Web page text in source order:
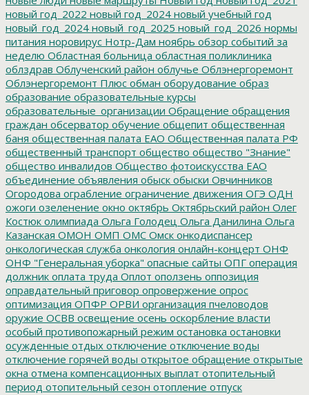
новый год_2022 новый год_2024 новый учебный год
новый_год_2024 новый_год_2025 новый_год_2026 нормы
питания норовирус Нотр-Дам ноябрь обзор событий за
неделю Областная больница областная поликлиника
облздрав Облученский район облучье Облэнергоремонт
Облэнергоремонт Плюс обман оборудование образ
образование образовательные курсы
образовательные_организации Обращение обращения
граждан обсерватор обучение общепит общественная
баня общественная палата ЕАО Общественная палата РФ
общественный транспорт общество общество "Знание"
общество инвалидов Общество фотоискусства ЕАО
объединение объявления обыск обыски Овчинников
Огородова ограбление ограничение движения ОГЭ ОДН
ожоги озеленение окно октябрь Октябрьский район Олег
Костюк олимпиада Ольга Голодец Ольга Данилина Ольга
Казанская ОМОН ОМП ОМС Омск онкодиспансер
онкологическая служба онкология онлайн-концерт ОНФ
ОНФ "Генеральная уборка" опасные сайты ОПГ операция
должник оплата труда Оплот оползень оппозиция
оправдательный приговор опровержение опрос
оптимизация ОПФР ОРВИ организация пчеловодов
оружие ОСВВ освещение осень оскорбление власти
особый противопожарный режим остановка остановки
осужденные отдых отключение отключение воды
отключение горячей воды открытое обращение открытые
окна отмена компенсационных выплат отопительный
период отопительный сезон отопление отпуск